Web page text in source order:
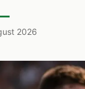
2026